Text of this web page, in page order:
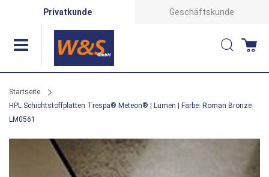
Privatkunde Geschäftskunde
Suche
Startseite
HPL Schichtstoffplatten Trespa® Meteon® | Lumen | Farbe: Roman Bronze
LM0561